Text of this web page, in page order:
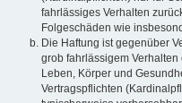
fahrlässiges Verhalten
Folgeschäden wie
Die Haftung ist gegenüber
grob fahrlässigem
Leben, Körper und
Vertragspflichten